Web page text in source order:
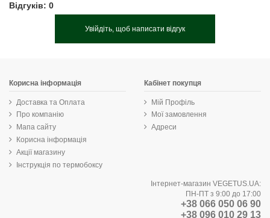
Відгуків: 0
Увійдіть, щоб написати відгук
Корисна інформація
Доставка та Оплата
Про компанію
Мапа сайту
Корисна інформація
Акції магазину
Інструкція по термобоксу
Кабінет покупця
Мій Профіль
Мої замовлення
Адреси
Інтернет-магазин VEGETUS.UA:
ПН-ПТ з 9:00 до 17:00
+38 066 050 06 90
+38 096 010 29 13